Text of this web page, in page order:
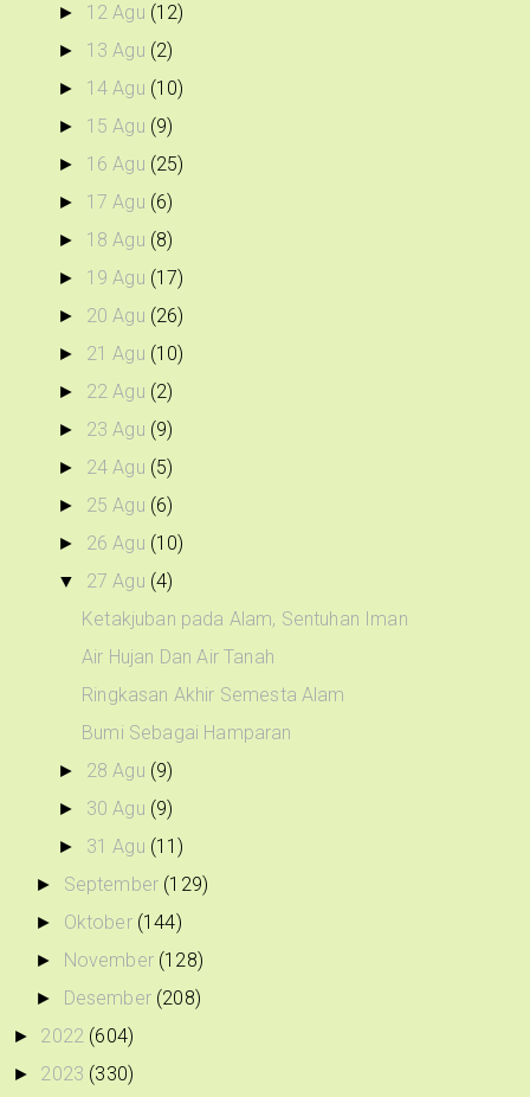
► 12 Agu (12)
► 13 Agu (2)
► 14 Agu (10)
► 15 Agu (9)
► 16 Agu (25)
► 17 Agu (6)
► 18 Agu (8)
► 19 Agu (17)
► 20 Agu (26)
► 21 Agu (10)
► 22 Agu (2)
► 23 Agu (9)
► 24 Agu (5)
► 25 Agu (6)
► 26 Agu (10)
▼ 27 Agu (4)
Ketakjuban pada Alam, Sentuhan Iman
Air Hujan Dan Air Tanah
Ringkasan Akhir Semesta Alam
Bumi Sebagai Hamparan
► 28 Agu (9)
► 30 Agu (9)
► 31 Agu (11)
► September (129)
► Oktober (144)
► November (128)
► Desember (208)
► 2022 (604)
► 2023 (330)